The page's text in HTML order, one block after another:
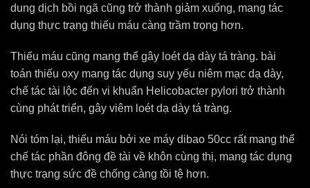
dung dịch bồi ngã cũng trở thành giảm xuống, mang tác
dụng thực trạng thiếu máu càng trầm trọng hơn.
Thiếu máu cũng mang thể gây loét dạ dày tá tràng. bài
toán thiếu oxy mang tác dụng suy yếu niêm mạc dạ dày,
chế tác tài lộc đến vi khuẩn Helicobacter pylori trở thành
cùng phát triển, gây viêm loét dạ dày tá tràng.
Nói tóm lại, thiếu máu bởi xe máy dibao 50cc rất mang thể
chế tác phần đông đề tài về khôn cùng thị, mang tác dụng
thực trạng sức đề chống càng tồi tệ hơn.